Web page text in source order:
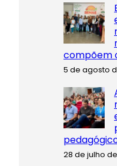
compõem
5 de agosto
28 de julho